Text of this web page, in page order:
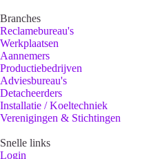
Branches
Reclamebureau's
Werkplaatsen
Aannemers
Productiebedrijven
Adviesbureau's
Detacheerders
Installatie / Koeltechniek
Verenigingen & Stichtingen
Snelle links
Login